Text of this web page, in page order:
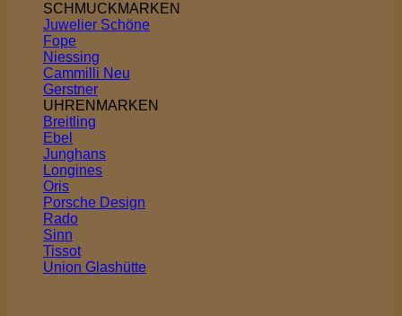
SCHMUCKMARKEN
Juwelier Schöne
Fope
Niessing
Cammilli
Gerstner
UHRENMARKEN
Breitling
Ebel
Junghans
Longines
Oris
Porsche Design
Rado
Sinn
Tissot
Union Glashütte